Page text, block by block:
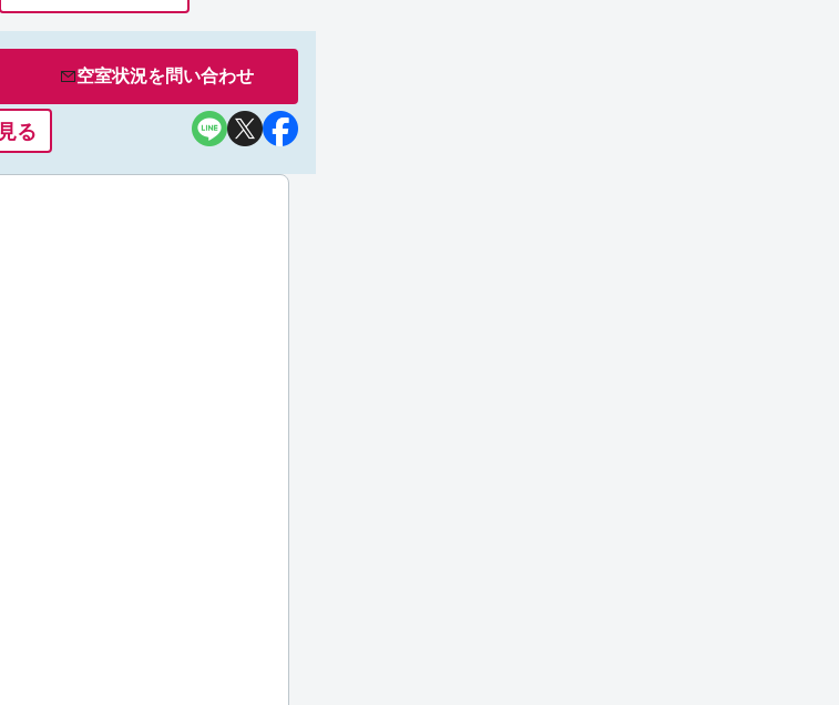
空室状況を問い合わせ
る